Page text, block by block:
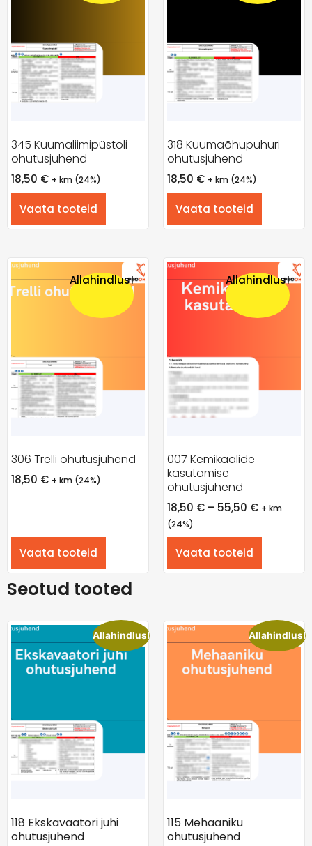
345 Kuumaliimipüstoli
ohutusjuhend
18,50 € + km (24%)
Vaata tooteid
318 Kuumaõhupuhuri
ohutusjuhend
18,50 € + km (24%)
Vaata tooteid
Allahindlus!
306 Trelli ohutusjuhend
18,50 € + km (24%)
Vaata tooteid
Allahindlus!
007 Kemikaalide
kasutamise
ohutusjuhend
18,50 € – 55,50 € + km
(24%)
Vaata tooteid
Seotud tooted
Allahindlus!
118 Ekskavaatori juhi
ohutusjuhend
Allahindlus!
115 Mehaaniku
ohutusjuhend